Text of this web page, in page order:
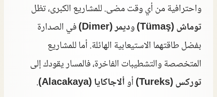
واحترافية من أي وقت مضى. للمشاريع الكبرى، تظل
توماش (Tümaş)
وديمر (Dimer)
في الصدارة
بفضل طاقتهما الاستيعابية الهائلة. أما للمشاريع
المتخصصة والتشطيبات الفاخرة، فالمسار يقودك إلى
توركس (Tureks)
أوألاجاكايا (Alacakaya) .